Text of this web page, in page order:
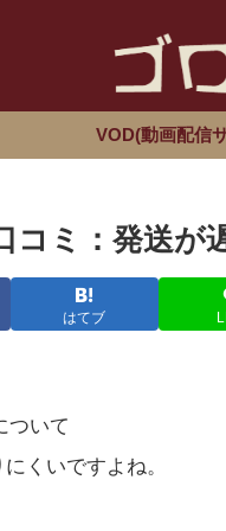
VOD(動画配信
コミ：発送が
はてブ
ついて
くいですよね。